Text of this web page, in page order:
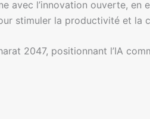
avec l’innovation ouverte, en
stimuler la productivité et la
2047, positionnant l’IA